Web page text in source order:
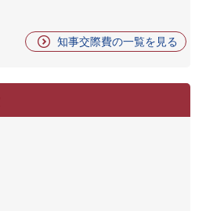
知事交際費の一覧を見る